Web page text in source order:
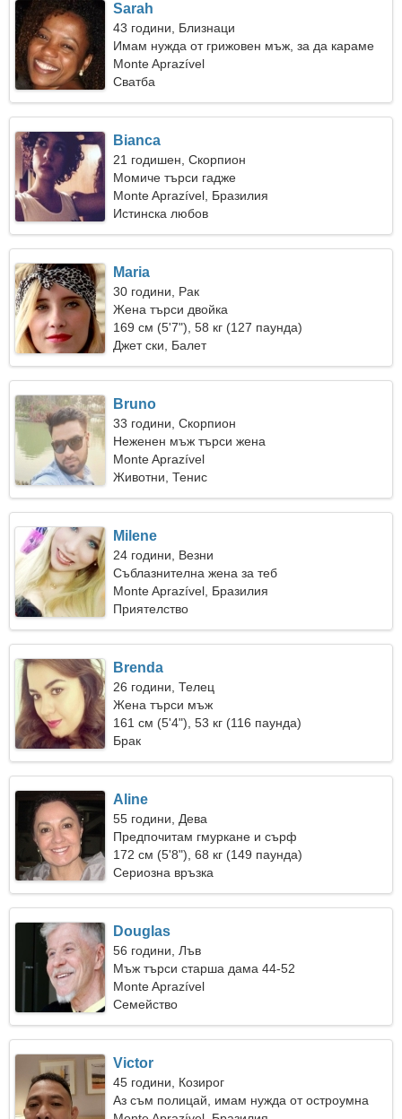
Sarah
43 години, Близнаци
Имам нужда от грижовен мъж, за да караме
ски заедно
Monte Aprazível
Сватба
Bianca
21 годишен, Скорпион
Момиче търси гадже
Monte Aprazível, Бразилия
Истинска любов
Maria
30 години, Рак
Жена търси двойка
169 см (5'7"), 58 кг (127 паунда)
Джет ски, Балет
Bruno
33 години, Скорпион
Неженен мъж търси жена
Monte Aprazível
Животни, Тенис
Milene
24 години, Везни
Съблазнителна жена за теб
Monte Aprazível, Бразилия
Приятелство
Brenda
26 години, Телец
Жена търси мъж
161 см (5'4"), 53 кг (116 паунда)
Брак
Aline
55 години, Дева
Предпочитам гмуркане и сърф
172 см (5'8"), 68 кг (149 паунда)
Сериозна връзка
Douglas
56 години, Лъв
Мъж търси старша дама 44-52
Monte Aprazível
Семейство
Victor
45 години, Козирог
Аз съм полицай, имам нужда от остроумна